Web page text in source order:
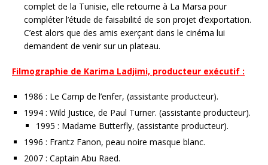
complet de la Tunisie, elle retourne à La Marsa pour
compléter l’étude de faisabilité de son projet d’exportation.
C’est alors que des amis exerçant dans le cinéma lui
demandent de venir sur un plateau.
Filmographie de Karima Ladjimi, producteur exécutif :
1986 : Le Camp de l’enfer, (assistante producteur).
1994 : Wild Justice, de Paul Turner. (assistante producteur).
1995 : Madame Butterfly, (assistante producteur).
1996 : Frantz Fanon, peau noire masque blanc.
2007 : Captain Abu Raed.